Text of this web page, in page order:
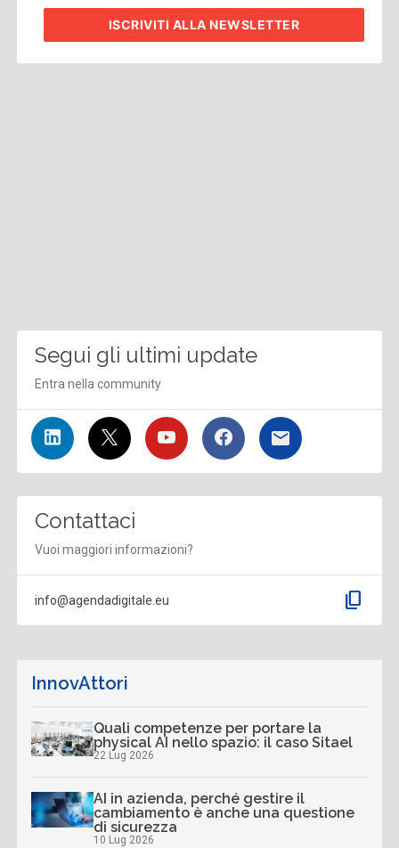
ISCRIVITI ALLA NEWSLETTER
Segui gli ultimi update
Entra nella community
Contattaci
Vuoi maggiori informazioni?
info@agendadigitale.eu content_copy
InnovAttori
Quali competenze per portare la
physical AI nello spazio: il caso Sitael
22 Lug 2026
AI in azienda, perché gestire il
cambiamento è anche una questione
di sicurezza
10 Lug 2026